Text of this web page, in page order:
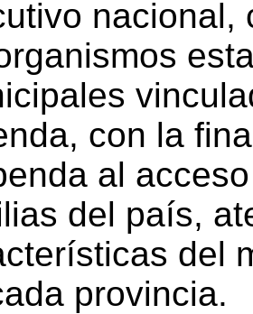
nacional,
con la
al
del país,
del
provincia.